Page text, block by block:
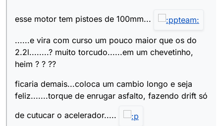
esse motor tem pistoes de 100mm...
......e vira com curso um pouco maior que os do
2.2l........? muito torcudo......em um chevetinho,
heim ? ? ??
ficaria demais...coloca um cambio longo e seja
feliz.......torque de enrugar asfalto, fazendo drift só
de cutucar o acelerador.....